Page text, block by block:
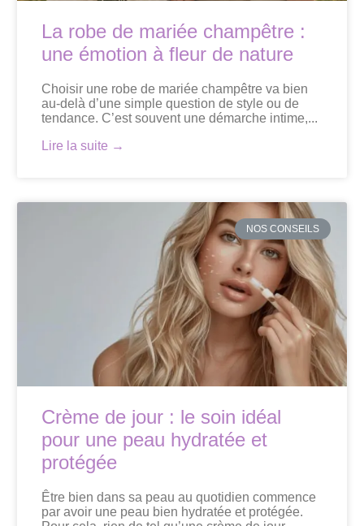
La robe de mariée champêtre :
une émotion à fleur de nature
Choisir une robe de mariée champêtre va bien
au-delà d’une simple question de style ou de
tendance. C’est souvent une démarche intime,...
Lire la suite →
Crème de jour : le soin idéal
pour une peau hydratée et
protégée
Être bien dans sa peau au quotidien commence
par avoir une peau bien hydratée et protégée.
NOS CONSEILS